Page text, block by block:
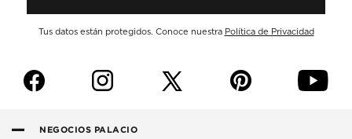
Tus datos están protegidos. Conoce nuestra Política de Privacidad
f i p y
NEGOCIOS PALACIO